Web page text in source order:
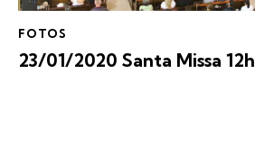
FOTOS
23/01/2020 Santa Missa 12h